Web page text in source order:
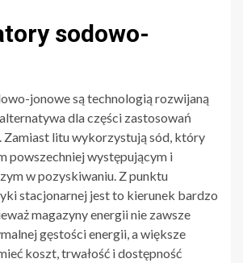
sodowo-
jonowe są technologią rozwijaną
dla części zastosowań
litu wykorzystują sód, który
powszechniej występującym i
w pozyskiwaniu. Z punktu
stacjonarnej jest to kierunek bardzo
magazyny energii nie zawsze
gęstości energii, a większe
koszt, trwałość i dostępność